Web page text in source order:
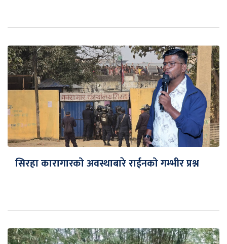
सिरहा कारागारको अवस्थाबारे राईनको गम्भीर प्रश्न